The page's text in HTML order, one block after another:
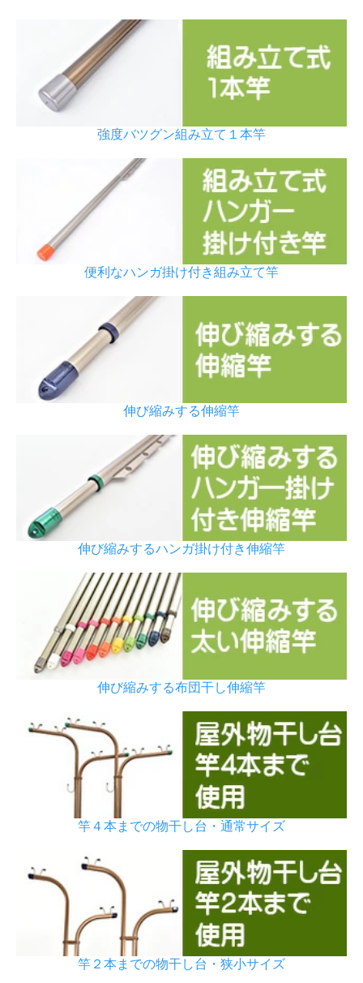
強度バツグン組み立て１本竿
便利なハンガ掛け付き組み立て竿
伸び縮みする伸縮竿
伸び縮みするハンガ掛け付き伸縮竿
伸び縮みする布団干し伸縮竿
竿４本までの物干し台・通常サイズ
竿２本までの物干し台・狭小サイズ